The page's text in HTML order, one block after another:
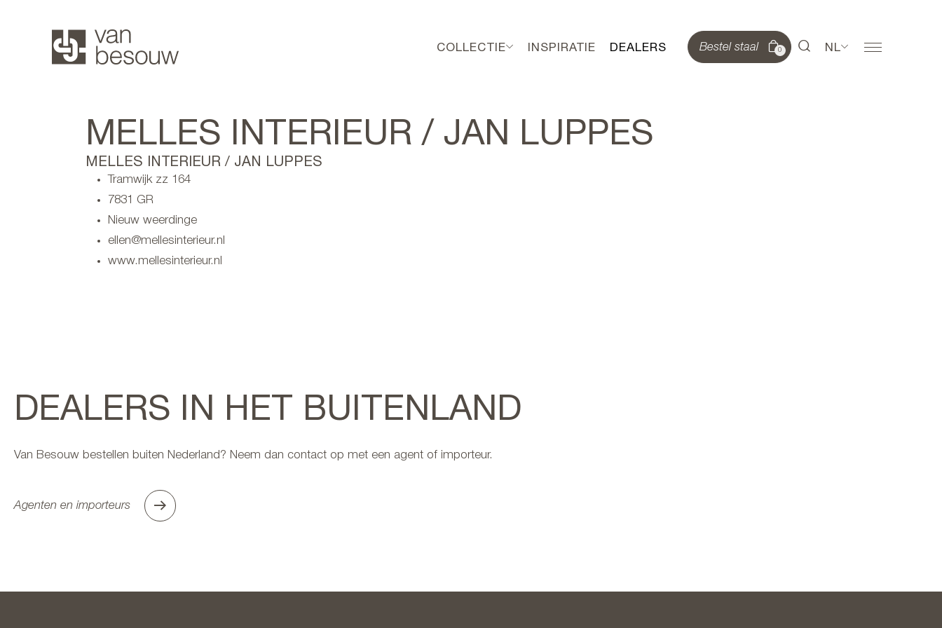
COLLECTIE INSPIRATIE DEALERS Bestel staal 0 NL
MELLES INTERIEUR / JAN LUPPES
MELLES INTERIEUR / JAN LUPPES
Tramwijk zz 164
7831 GR
Nieuw weerdinge
ellen@mellesinterieur.nl
www.mellesinterieur.nl
DEALERS IN HET BUITENLAND
Van Besouw bestellen buiten Nederland? Neem dan contact op met een agent of importeur.
Agenten en importeurs